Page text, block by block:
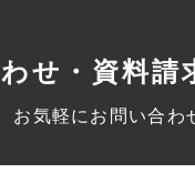
せ・資料請
お気軽にお問い合わ